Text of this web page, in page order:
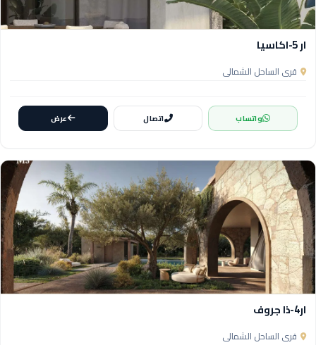
ار 5-اكاسيا
قرى الساحل الشمالي
واتساب اتصال عرض
ار4-ذا جروف
قرى الساحل الشمالي